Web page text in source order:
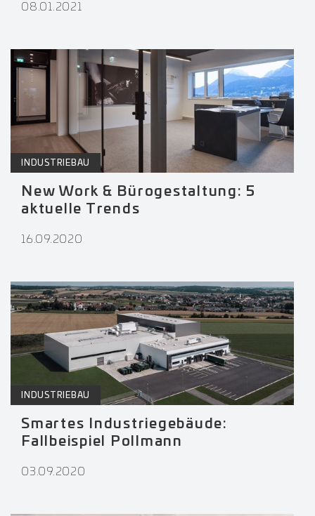
08.01.2021
INDUSTRIEBAU
New Work & Bürogestaltung: 5
aktuelle Trends
16.09.2020
INDUSTRIEBAU
Smartes Industriegebäude:
Fallbeispiel Pollmann
03.09.2020